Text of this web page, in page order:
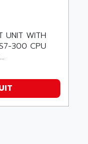
UNIT WITH
300 CPU